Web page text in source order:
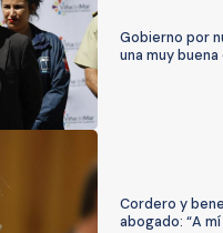
Gobierno por
una muy
Cordero y
abogado: “A